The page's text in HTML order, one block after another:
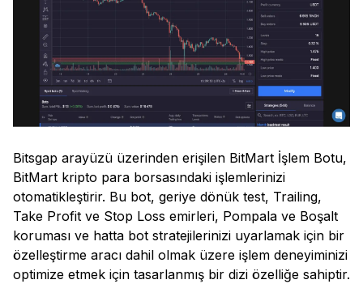
Bitsgap arayüzü üzerinden erişilen BitMart İşlem Botu,
BitMart kripto para borsasındaki işlemlerinizi
otomatikleştirir. Bu bot, geriye dönük test, Trailing,
Take Profit ve Stop Loss emirleri, Pompala ve Boşalt
koruması ve hatta bot stratejilerinizi uyarlamak için bir
özelleştirme aracı dahil olmak üzere işlem deneyiminizi
optimize etmek için tasarlanmış bir dizi özelliğe sahiptir.